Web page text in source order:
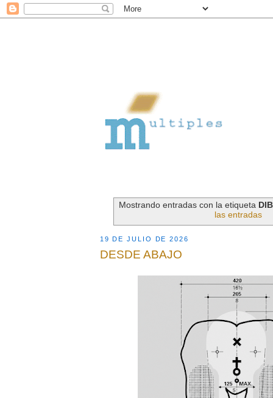
Mostrando entradas con la etiqueta
las entradas
19 DE JULIO DE 2026
DESDE ABAJO